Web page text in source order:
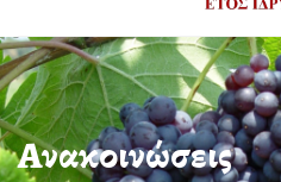
Ανακοινώσεις